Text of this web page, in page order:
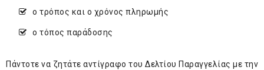
ο τρόπος και ο χρόνος πληρωμής
ο τόπος παράδοσης
Πάντοτε να ζητάτε αντίγραφο του Δελτίου Παραγγελίας με την